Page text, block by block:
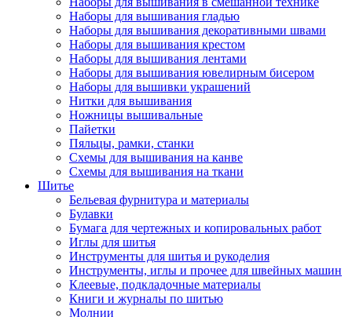
Наборы для вышивания гладью
Наборы для вышивания декоративными швами
Наборы для вышивания крестом
Наборы для вышивания лентами
Наборы для вышивания ювелирным бисером
Наборы для вышивки украшений
Нитки для вышивания
Ножницы вышивальные
Пайетки
Пяльцы, рамки, станки
Схемы для вышивания на канве
Схемы для вышивания на ткани
Шитье
Бельевая фурнитура и материалы
Булавки
Бумага для чертежных и копировальных работ
Иглы для шитья
Инструменты для шитья и рукоделия
Инструменты, иглы и прочее для швейных машин
Клеевые, подкладочные материалы
Книги и журналы по шитью
Молнии